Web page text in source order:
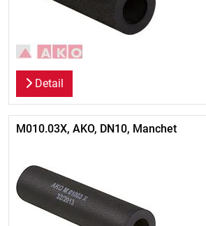
Detail
M010.03X, AKO, DN10, Manchet